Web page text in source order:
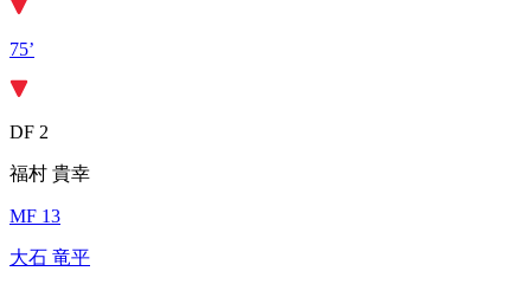
75’
DF 2
福村 貴幸
MF 13
大石 竜平